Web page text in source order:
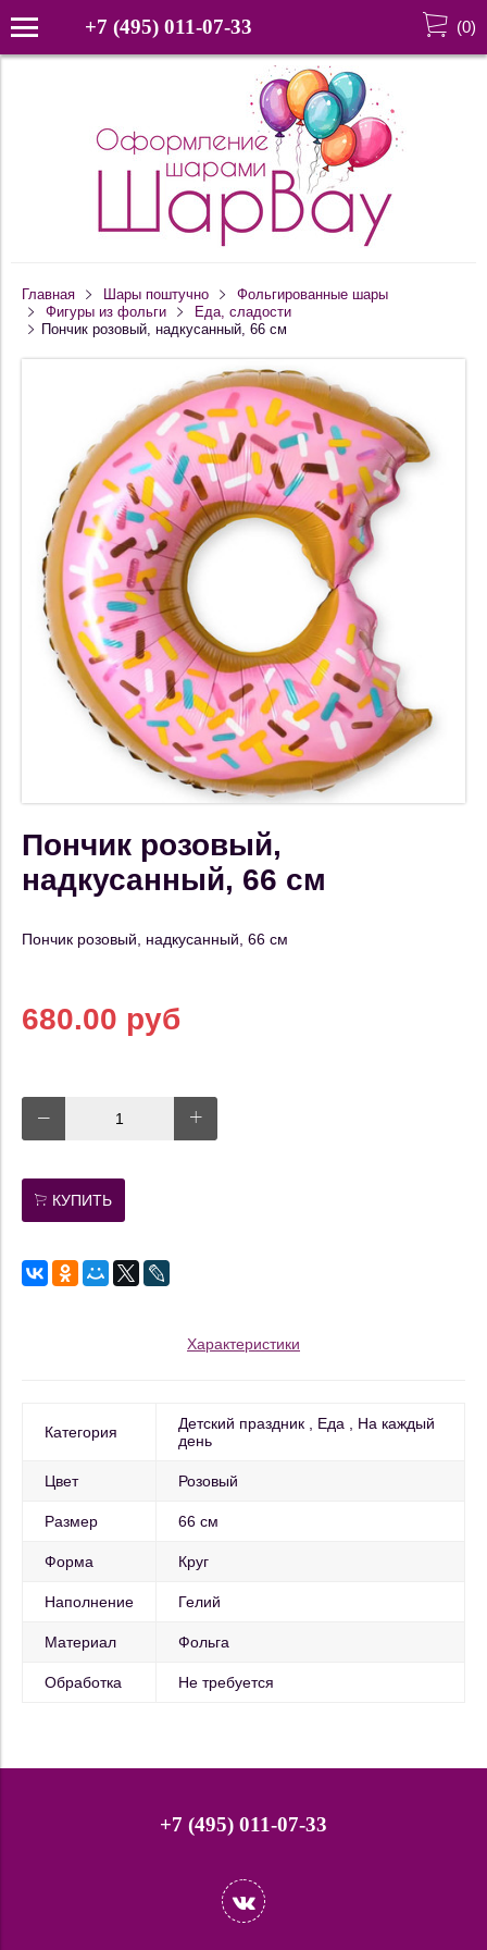
+7 (495) 011-07-33 (0)
Главная Шары поштучно
Фольгированные шары
Фигуры из фольги
Еда, сладости
Пончик розовый, надкусанный, 66 см
Пончик розовый,
надкусанный, 66 см
Пончик розовый, надкусанный, 66 см
680.00 руб
КУПИТЬ
Характеристики
Категория Детский праздник Еда
На каждый
день
Цвет Розовый
Размер 66 см
Форма Круг
Наполнение Гелий
Материал Фольга
Обработка Не требуется
+7 (495) 011-07-33